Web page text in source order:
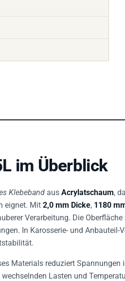
im Überblick
Klebeband aus Acrylatschaum ,
eignet. Mit 2,0 mm Dicke 1180
Verarbeitung. Die Oberfläche
In Karosserie- und Anbauteil-
Materials reduziert Spannungen
Lasten und